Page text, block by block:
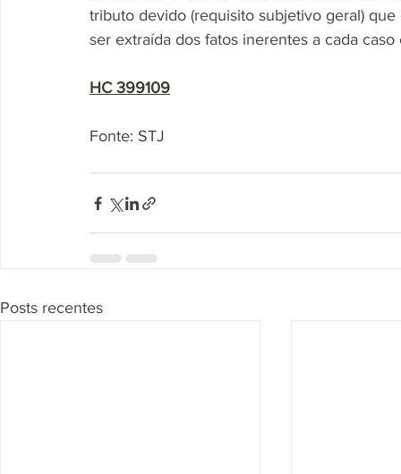
tributo devido (requisito subjetivo geral)
ser extraída dos fatos inerentes a cada caso
HC 399109
Fonte: STJ
Posts recentes